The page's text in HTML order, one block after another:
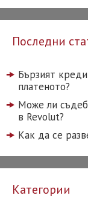
Последни
Бързият
платеното?
Може ли
в Revolut?
Как да се
Категории